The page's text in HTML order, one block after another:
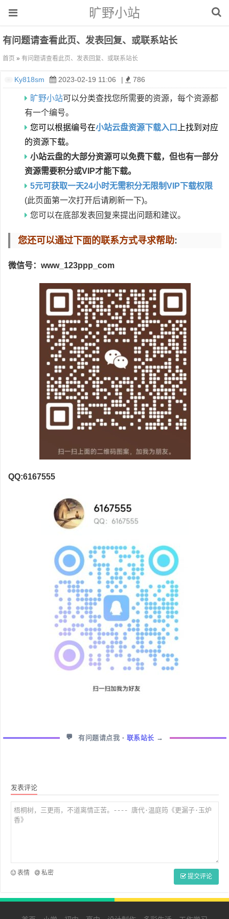
旷野小站
有问题请查看此页、发表回复、或联系站长
首页 » 有问题请查看此页、发表回复、或联系站长
Ky818sm 2023-02-19 11:06 | 786
旷野小站可以分类查找您所需要的资源，每个资源都
有一个编号。
您可以根据编号在小站云盘资源下载入口
上找到对应
的资源下载。
小站云盘的大部分资源可以免费下载，但也有一部分
资源需要积分或VIP才能下载。
5元可获取一天24小时无需积分无限制VIP下载权限
(此页面第一次打开后请刷新一下)。
您可以在底部发表回复来提出问题和建议。
您还可以通过下面的联系方式寻求帮助:
微信号：www_123ppp_com
QQ:6167555
💬 有问题请点我 · 联系站长 →
发表评论
表情 私密 提交评论